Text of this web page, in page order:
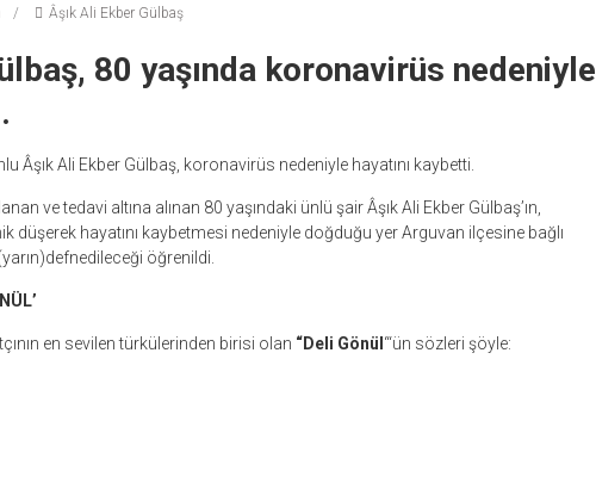
Âşık Ali Ekber Gülbaş
80 yaşında koronavirüs nedeniyle
Âşık Ali Ekber Gülbaş, koronavirüs nedeniyle hayatını kaybetti.
ve tedavi altına alınan 80 yaşındaki ünlü şair Âşık Ali Ekber Gülbaş’ın,
düşerek hayatını kaybetmesi nedeniyle doğduğu yer Arguvan ilçesine bağlı
öğrenildi.
en sevilen türkülerinden birisi olan “Deli Gönül “‘ün sözleri şöyle: